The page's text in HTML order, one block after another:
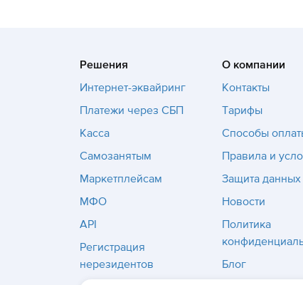
Решения
Интернет-эквайринг
Платежи через СБП
Касса
Самозанятым
Маркетплейсам
МФО
API
Регистрация
нерезидентов
О компании
Контакты
Тарифы
Способы
Правила и
Защита данных
Новости
Политика
Блог